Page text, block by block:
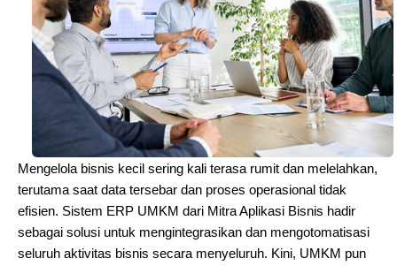
Mengelola bisnis kecil sering kali terasa rumit dan melelahkan,
terutama saat data tersebar dan proses operasional tidak
efisien. Sistem ERP UMKM dari Mitra Aplikasi Bisnis hadir
sebagai solusi untuk mengintegrasikan dan mengotomatisasi
seluruh aktivitas bisnis secara menyeluruh. Kini, UMKM pun